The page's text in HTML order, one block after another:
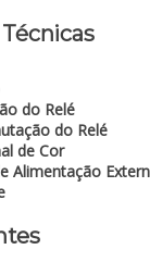
do Relé
do Relé
de Cor
Alimentação